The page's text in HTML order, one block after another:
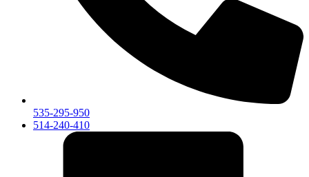
535-295-950
514-240-410